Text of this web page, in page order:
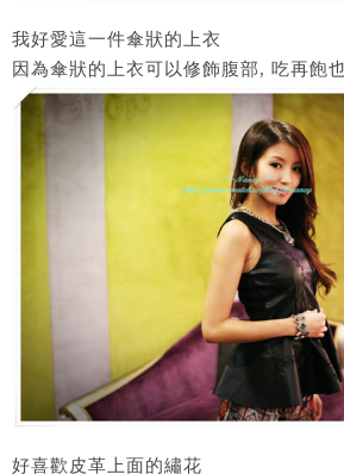
我好愛這一件傘狀的上衣
因為傘狀的上衣可以修飾腹部, 吃再飽
好喜歡皮革上面的繡花